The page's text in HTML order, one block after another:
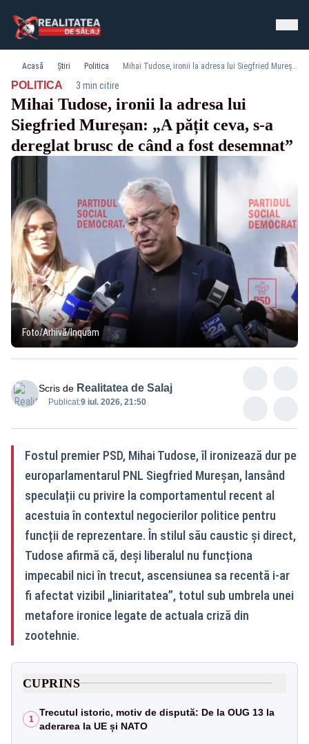
Acasă Știri Politica Mihai Tudose, ironii la adresa lui Siegfried Mureșan: „A pățit ceva, s-a dereglat brusc de când a fost desemnat”
POLITICA· 3 min citire
Mihai Tudose, ironii la adresa lui
Siegfried Mureșan: „A pățit ceva, s-a
dereglat brusc de când a fost desemnat”
Foto/Arhivă/Inquam
Scris de Realitatea de Salaj
Publicat:9 iul. 2026, 21:50
Fostul premier PSD, Mihai Tudose, îl ironizează dur pe
europarlamentarul PNL Siegfried Mureșan, lansând
speculații cu privire la comportamentul recent al
acestuia în contextul negocierilor politice pentru
funcții de reprezentare. În stilul său caustic și direct,
Tudose afirmă că, deși liberalul nu funcționa
impecabil nici în trecut, ascensiunea sa recentă i-ar
fi afectat vizibil „liniaritatea”, totul sub umbrela unei
metafore ironice legate de actuala criză din
zootehnie.
CUPRINS
1
Trecutul istoric, motiv de dispută: De la OUG 13 la
aderarea la UE și NATO